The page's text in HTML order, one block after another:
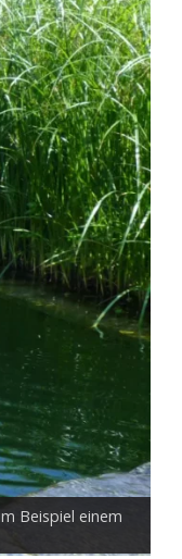
Beispiel einem